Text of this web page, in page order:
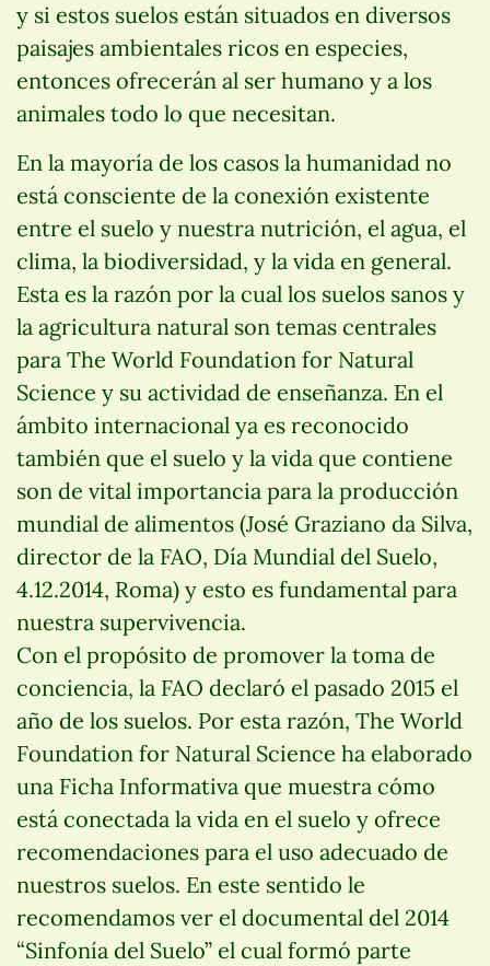
y si estos suelos están situados en diversos
paisajes ambientales ricos en especies,
entonces ofrecerán al ser humano y a los
animales todo lo que necesitan.
En la mayoría de los casos la humanidad no
está consciente de la conexión existente
entre el suelo y nuestra nutrición, el agua, el
clima, la biodiversidad, y la vida en general.
Esta es la razón por la cual los suelos sanos y
la agricultura natural son temas centrales
para The World Foundation for Natural
Science y su actividad de enseñanza. En el
ámbito internacional ya es reconocido
también que el suelo y la vida que contiene
son de vital importancia para la producción
mundial de alimentos (José Graziano da Silva,
director de la FAO, Día Mundial del Suelo,
4.12.2014, Roma) y esto es fundamental para
nuestra supervivencia.
Con el propósito de promover la toma de
conciencia, la FAO declaró el pasado 2015 el
año de los suelos. Por esta razón, The World
Foundation for Natural Science ha elaborado
una Ficha Informativa que muestra cómo
está conectada la vida en el suelo y ofrece
recomendaciones para el uso adecuado de
nuestros suelos. En este sentido le
recomendamos ver el documental del 2014
“Sinfonía del Suelo” el cual formó parte